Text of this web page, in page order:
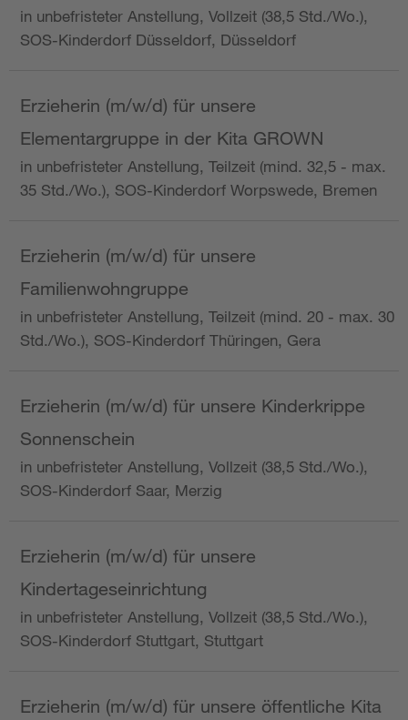
in unbefristeter Anstellung, Vollzeit (38,5 Std./Wo.),
SOS-Kinderdorf Düsseldorf, Düsseldorf
Erzieherin (m/w/d) für unsere
Elementargruppe in der Kita GROWN
in unbefristeter Anstellung, Teilzeit (mind. 32,5 - max.
35 Std./Wo.), SOS-Kinderdorf Worpswede, Bremen
Erzieherin (m/w/d) für unsere
Familienwohngruppe
in unbefristeter Anstellung, Teilzeit (mind. 20 - max. 30
Std./Wo.), SOS-Kinderdorf Thüringen, Gera
Erzieherin (m/w/d) für unsere Kinderkrippe
Sonnenschein
in unbefristeter Anstellung, Vollzeit (38,5 Std./Wo.),
SOS-Kinderdorf Saar, Merzig
Erzieherin (m/w/d) für unsere
Kindertageseinrichtung
in unbefristeter Anstellung, Vollzeit (38,5 Std./Wo.),
SOS-Kinderdorf Stuttgart, Stuttgart
Erzieherin (m/w/d) für unsere öffentliche Kita